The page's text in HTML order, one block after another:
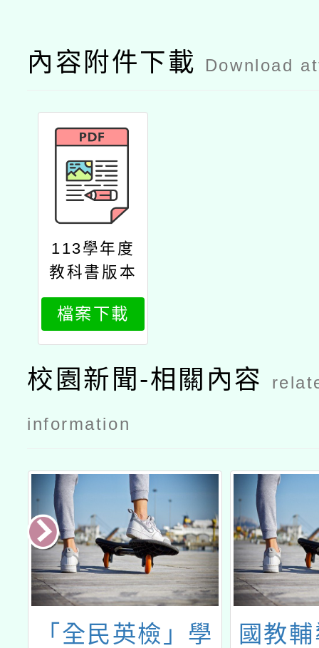
內容附件下載 Download
113學年度
教科書版本
檔案下載
校園新聞-相關內容
information
「全民英檢」學
國教